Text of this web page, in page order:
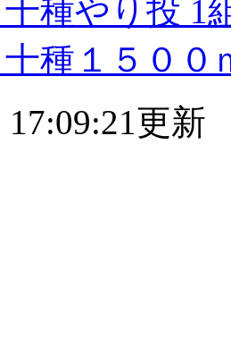
種やり投 1
種１５００
17:09:21更新